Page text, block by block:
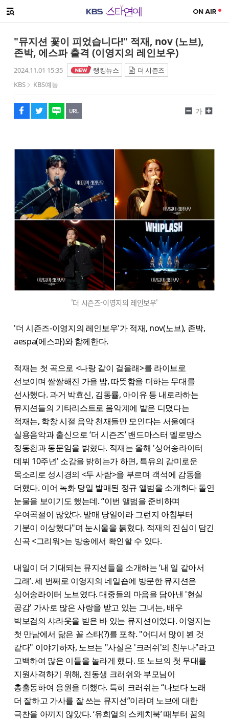
메뉴 열기
"뮤지션 꽃이 피었습니다!" 적재, nov (노브),
존박, 에스파 출격 (이영지의 레인보우)
2024.11.01 15:35 랭킹뉴스
더 시즌즈
KBS
KBS예능
페이스북
트위터
네이버
URL복사
글씨 작게보기
가
글씨 크게보기
'더 시즌즈-이영지의 레인보우'
'더 시즌즈-이영지의 레인보우'가 적재, nov(노브), 존박,
aespa(에스파)와 함께한다.
적재는 첫 곡으로 <나랑 같이 걸을래>를 라이브로
선보이며 쌀쌀해진 가을 밤, 따뜻함을 더하는 무대를
선사했다. 과거 박효신, 김동률, 아이유 등 내로라하는
뮤지션들의 기타리스트로 음악계에 발은 디뎠다는
적재는, 학창 시절 음악 천재들만 모인다는 서울예대
실용음악과 출신으로 ‘더 시즌즈’ 밴드마스터 멜로망스
정동환과 동문임을 밝혔다. 적재는 올해 '싱어송라이터
데뷔 10주년' 소감을 밝히는가 하면, 특유의 감미로운
목소리로 성시경의 <두 사람>을 부르며 객석에 감동을
더했다. 이어 녹화 당일 발매된 정규 앨범을 소개하다 돌연
눈물을 보이기도 했는데. “이번 앨범을 준비하며
우여곡절이 많았다. 발매 당일이라 그런지 아침부터
기분이 이상했다"며 눈시울을 붉혔다. 적재의 진심이 담긴
신곡 <그리워>는 방송에서 확인할 수 있다.
내일이 더 기대되는 뮤지션들을 소개하는 ‘내 일 같아서
그래’. 세 번째로 이영지의 네일숍에 방문한 뮤지션은
싱어송라이터 노브였다. 대중들의 마음을 담아낸 '현실
공감' 가사로 많은 사랑을 받고 있는 그녀는, 배우
박보검의 샤라웃을 받은 바 있는 뮤지션이었다. 이영지는
첫 만남에서 닮은 꼴 스타(?)를 포착. "어디서 많이 뵌 것
같다" 이야기하자, 노브는 "사실은 '크러쉬'의 친누나"라고
고백하여 많은 이들을 놀라게 했다. 또 노브의 첫 무대를
지원사격하기 위해, 친동생 크러쉬와 부모님이
총출동하여 응원을 더했다. 특히 크러쉬는 “나보다 노래
더 잘하고 가사를 잘 쓰는 뮤지션”이라며 노브에 대한
극찬을 아끼지 않았다. ‘유희열의 스케치북’ 때부터 꿈의